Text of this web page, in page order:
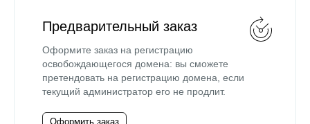
Предварительный заказ
Оформите заказ на регистрацию
освобождающегося домена: вы сможете
претендовать на регистрацию домена, если
текущий администратор его не продлит.
Оформить заказ